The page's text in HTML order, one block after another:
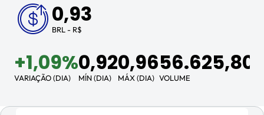
0,93
BRL - R$
+1,09%
VARIAÇÃO (DIA)
0,92
MÍN (DIA)
0,96
MÁX (DIA)
56.625,80
VOLUME